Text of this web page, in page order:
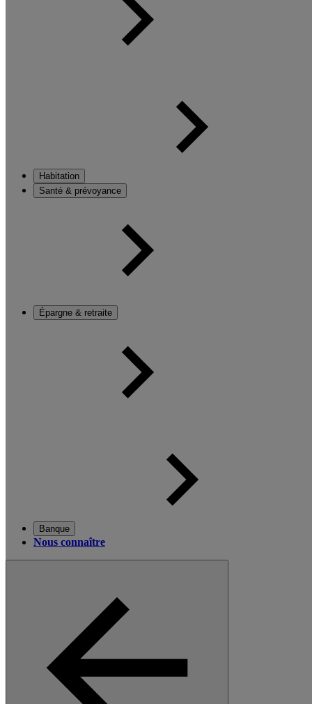
Habitation
Santé & prévoyance
Épargne & retraite
Banque
Nous connaître